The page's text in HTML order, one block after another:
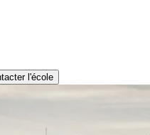
l'école